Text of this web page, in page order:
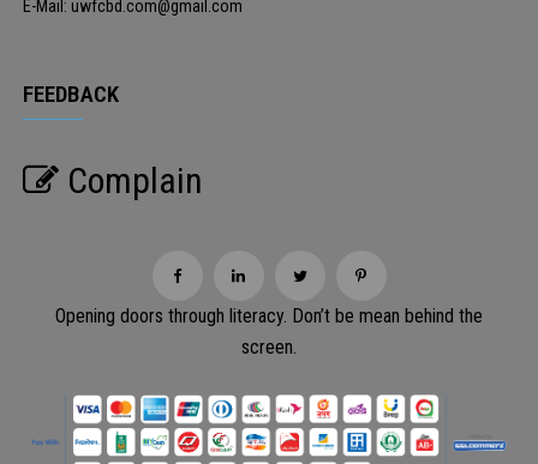
E-Mail: uwfcbd.com@gmail.com
FEEDBACK
Complain
Opening doors through literacy. Don’t be mean behind the
screen.